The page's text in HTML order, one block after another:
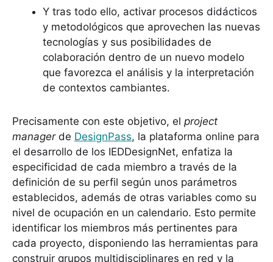
Y tras todo ello, activar procesos didácticos
y metodológicos que aprovechen las nuevas
tecnologías y sus posibilidades de
colaboración dentro de un nuevo modelo
que favorezca el análisis y la interpretación
de contextos cambiantes.
Precisamente con este objetivo, el project
manager de DesignPass, la plataforma online para
el desarrollo de los IEDDesignNet, enfatiza la
especificidad de cada miembro a través de la
definición de su perfil según unos parámetros
establecidos, además de otras variables como su
nivel de ocupación en un calendario. Esto permite
identificar los miembros más pertinentes para
cada proyecto, disponiendo las herramientas para
construir grupos multidisciplinares en red y la